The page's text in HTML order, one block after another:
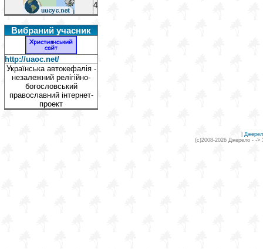
4
Вибраний учасник
http://uaoc.net/
Українська автокефалія -
незалежний релігійно-
богословський
православний інтернет-
проект
(c)2008-2026 Джерело - ->